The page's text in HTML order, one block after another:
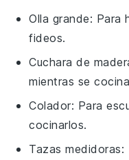
Olla grande: Para
fideos.
Cuchara de
mientras se
Colador: Para
cocinarlos.
Tazas medidoras: